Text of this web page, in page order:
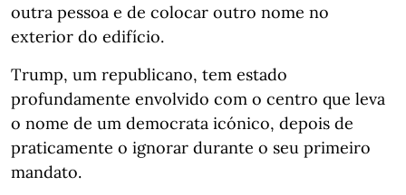
outra pessoa e de colocar outro nome no
exterior do edifício.
Trump, um republicano, tem estado
profundamente envolvido com o centro que leva
o nome de um democrata icónico, depois de
praticamente o ignorar durante o seu primeiro
mandato.